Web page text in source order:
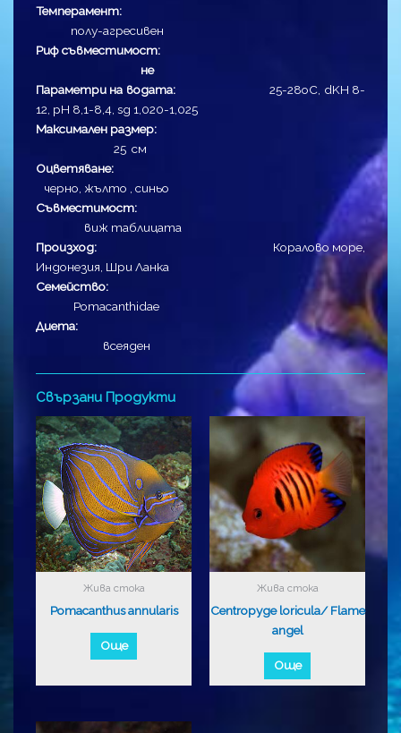
Темперамент:
полу-агресивен
Риф съвместимост:
не
Параметри на водата:
25-28оC, dKH 8-
12, pH 8,1-8,4, sg 1,020-1,025
Максимален размер:
25 см
Оцветяване:
черно, жълто , синьо
Съвместимост:
виж таблицата
Произход: Коралово море,
Индонезия, Шри Ланка
Семейство:
Pomacanthidae
Диета:
всеяден
Свързани Продукти
Жива стока
Pomacanthus annularis
Още
Жива стока
Centropyge loricula/ Flame
angel
Още